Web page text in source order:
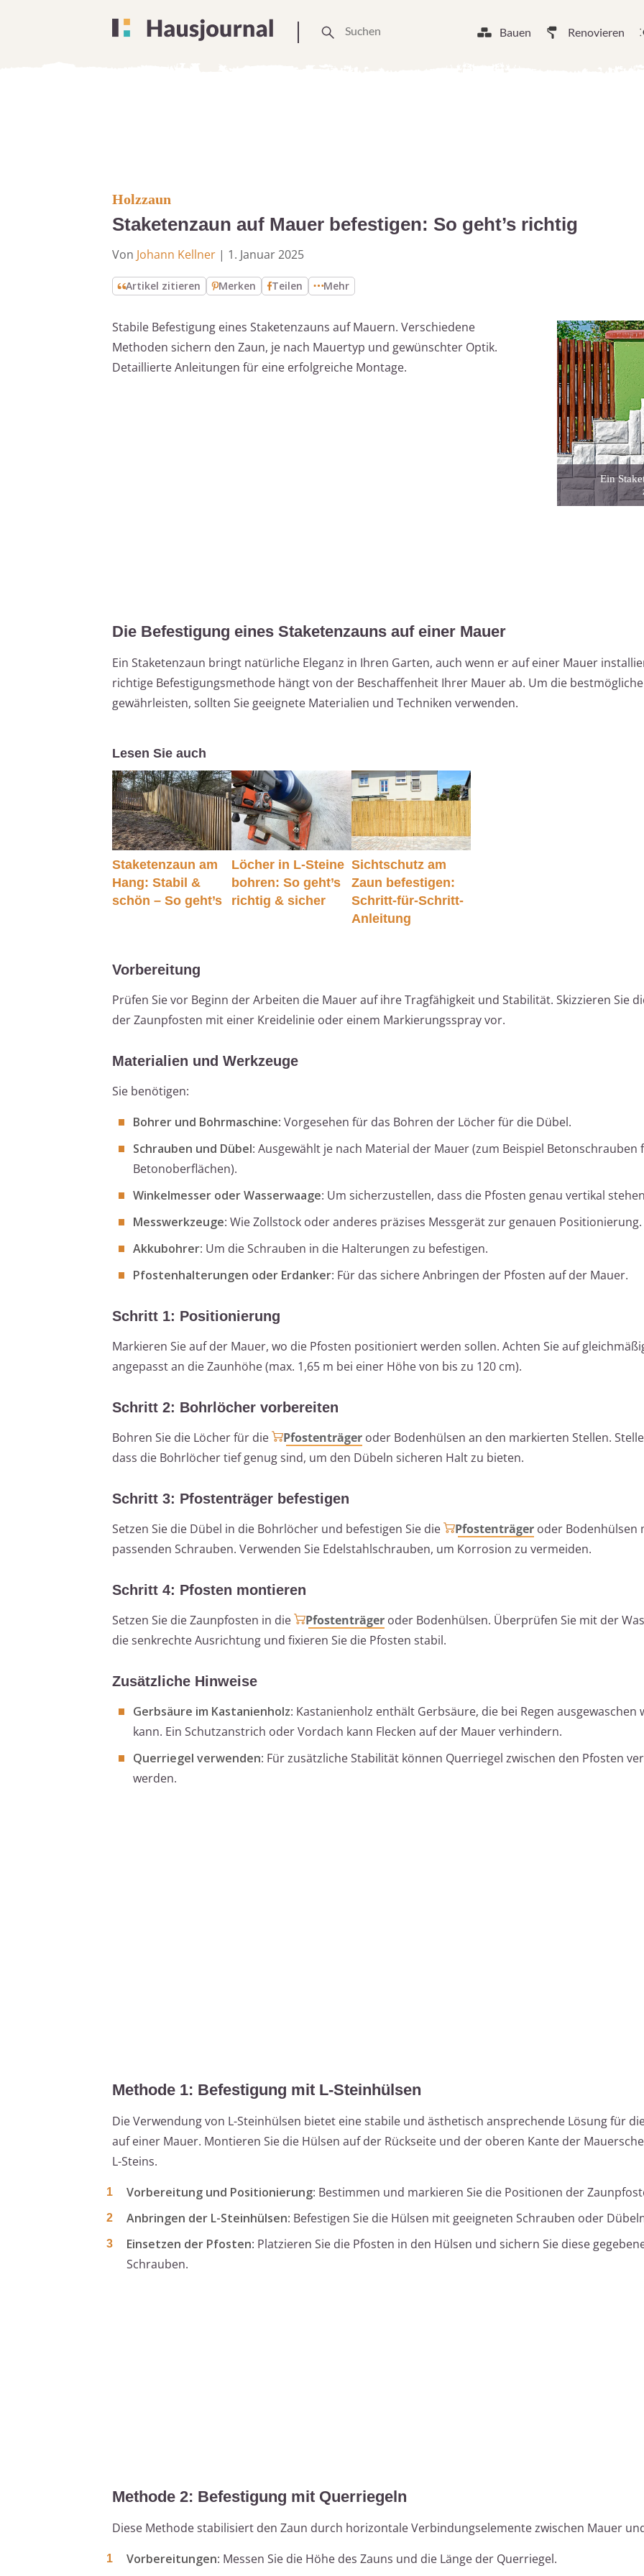
Bauen Renovieren
Holzzaun
Staketenzaun auf Mauer befestigen: So geht’s richtig
Von Johann Kellner | 1. Januar 2025
Artikel zitieren Merken Teilen Mehr
Stabile Befestigung eines Staketenzauns auf Mauern. Verschiedene
Methoden sichern den Zaun, je nach Mauertyp und gewünschter Optik.
Detaillierte Anleitungen für eine erfolgreiche Montage.
Ein
Die Befestigung eines Staketenzauns auf einer Mauer
Ein Staketenzaun bringt natürliche Eleganz in Ihren Garten, auch wenn er auf einer Mauer
richtige Befestigungsmethode hängt von der Beschaffenheit Ihrer Mauer ab. Um die
gewährleisten, sollten Sie geeignete Materialien und Techniken verwenden.
Lesen Sie auch
Staketenzaun am
Hang: Stabil &
schön – So geht’s
Löcher in L-Steine
bohren: So geht’s
richtig & sicher
Sichtschutz am
Zaun befestigen:
Schritt-für-Schritt-
Anleitung
Vorbereitung
Prüfen Sie vor Beginn der Arbeiten die Mauer auf ihre Tragfähigkeit und Stabilität. Skizzieren Sie
der Zaunpfosten mit einer Kreidelinie oder einem Markierungsspray vor.
Materialien und Werkzeuge
Sie benötigen:
Bohrer und Bohrmaschine: Vorgesehen für das Bohren der Löcher für die Dübel.
Schrauben und Dübel: Ausgewählt je nach Material der Mauer (zum Beispiel Betonschrauben
Betonoberflächen).
Winkelmesser oder Wasserwaage: Um sicherzustellen, dass die Pfosten genau vertikal
Messwerkzeuge: Wie Zollstock oder anderes präzises Messgerät zur genauen Positionierung.
Akkubohrer: Um die Schrauben in die Halterungen zu befestigen.
Pfostenhalterungen oder Erdanker: Für das sichere Anbringen der Pfosten auf der Mauer.
Schritt 1: Positionierung
Markieren Sie auf der Mauer, wo die Pfosten positioniert werden sollen. Achten Sie auf
angepasst an die Zaunhöhe (max. 1,65 m bei einer Höhe von bis zu 120 cm).
Schritt 2: Bohrlöcher vorbereiten
Bohren Sie die Löcher für die
Pfostenträger oder Bodenhülsen an den markierten Stellen.
dass die Bohrlöcher tief genug sind, um den Dübeln sicheren Halt zu bieten.
Schritt 3: Pfostenträger befestigen
Setzen Sie die Dübel in die Bohrlöcher und befestigen Sie die
Pfostenträger oder Bodenhülsen
passenden Schrauben. Verwenden Sie Edelstahlschrauben, um Korrosion zu vermeiden.
Schritt 4: Pfosten montieren
Setzen Sie die Zaunpfosten in die
Pfostenträger oder Bodenhülsen. Überprüfen Sie mit der
die senkrechte Ausrichtung und fixieren Sie die Pfosten stabil.
Zusätzliche Hinweise
Gerbsäure im Kastanienholz: Kastanienholz enthält Gerbsäure, die bei Regen ausgewaschen
kann. Ein Schutzanstrich oder Vordach kann Flecken auf der Mauer verhindern.
Querriegel verwenden: Für zusätzliche Stabilität können Querriegel zwischen den Pfosten
werden.
Methode 1: Befestigung mit L-Steinhülsen
Die Verwendung von L-Steinhülsen bietet eine stabile und ästhetisch ansprechende Lösung für
auf einer Mauer. Montieren Sie die Hülsen auf der Rückseite und der oberen Kante der
L-Steins.
Vorbereitung und Positionierung: Bestimmen und markieren Sie die Positionen der
Anbringen der L-Steinhülsen: Befestigen Sie die Hülsen mit geeigneten Schrauben oder
Einsetzen der Pfosten: Platzieren Sie die Pfosten in den Hülsen und sichern Sie diese
Schrauben.
Methode 2: Befestigung mit Querriegeln
Diese Methode stabilisiert den Zaun durch horizontale Verbindungselemente zwischen Mauer
Vorbereitungen: Messen Sie die Höhe des Zauns und die Länge der Querriegel.